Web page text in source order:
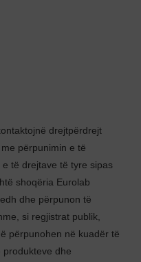
drejtpërdrejt
përpunimin e të
të drejtave të tyre sipas
shoqëria Eurolab
dhe përpunon të
si regjistrat publik,
përpunohen në kuadër të
produkteve dhe